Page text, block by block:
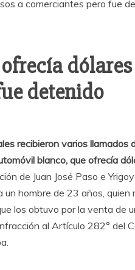
detenido
recibieron varios
blanco, que ofrecía
de Juan José Paso e
hombre de 23 años,
los obtuvo por la venta de
al Artículo 282° del